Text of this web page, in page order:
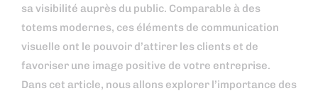
sa visibilité auprès du public. Comparable à des
totems modernes, ces éléments de communication
visuelle ont le pouvoir d’attirer les clients et de
favoriser une image positive de votre entreprise.
Dans cet article, nous allons explorer l’importance des